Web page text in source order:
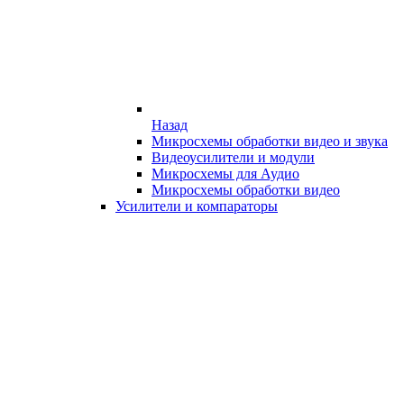
Назад
Микросхемы обработки видео и звука
Видеоусилители и модули
Микросхемы для Аудио
Микросхемы обработки видео
Усилители и компараторы